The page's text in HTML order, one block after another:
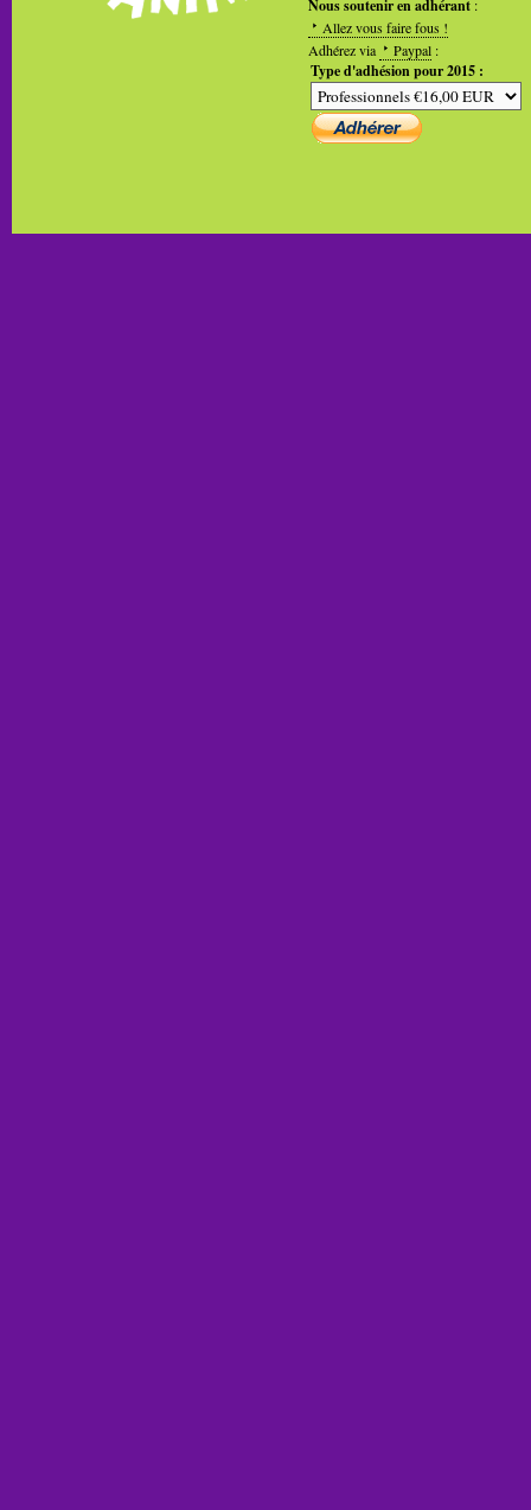
Nous soutenir en adhérant :
Allez vous faire fous !
Adhérez via
Paypal :
Type d'adhésion pour 2015 :